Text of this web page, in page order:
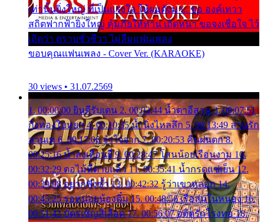
เท่านั้นยิ่งใหญ่ ที่เป็นแรงใจ ให้ผมดังมา.. ขอ องค์เทวา
สถิตฟากฟ้ายิ่งใหญ่ คุ้มภัยให้ท่าน เถิดหนา ขอจงเชื่อใจ ไว้
เถิดว่า ตราบชั่วชีวา ไม่ลืมแฟนเพลง
ขอบคุณแฟนเพลง - Cover Ver. (KARAOKE)
30 views • 31.07.2569
1. 00:00:00 ยินดีรับเดน 2. 00:03:44 น้ำตาอีสาน 3. 00:07:51
กิ่งทองใบหยก 4. 00:10:35 น้ำนิ่งไหลลึก 5. 00:13:49 ลานรัก
ลานเท 6. 00:17:06 จำใจจาก 7. 00:20:53 คืนฝนตก 8.
00:25:16 น้ำลงเดือนยี่ 9. 00:28:47 โสนน้อยเรือนงาม 10.
00:32:29 ตอไม้ที่ตายแล้ว 11. 00:35:41 น้ำกรดแช่เย็น 12.
00:39:08 อยากฟังซ้ำ 13. 00:42:32 รู้ว่าเขาหลอก 14.
00:45:25 รอหน่อยน้องติ๋ม 15. 00:48:56 เรือล่มในหนอง 16.
00:51:43 บัตรเชิญสีเลือด 17. 00:56:07 อดีตรักโรงทอ 18.